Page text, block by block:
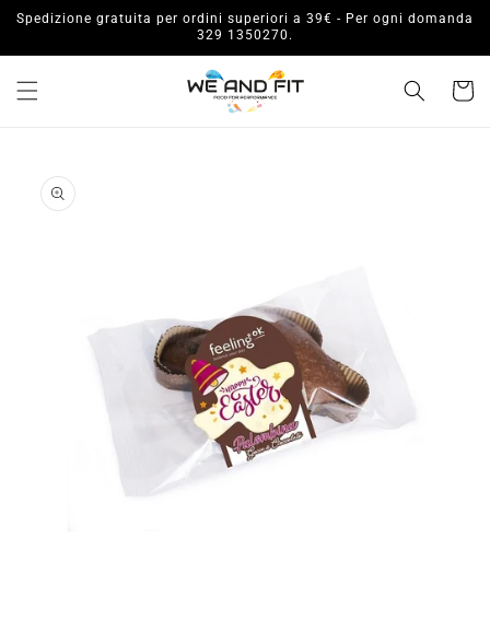
direttamente
Spedizione gratuita per ordini superiori a 39€ - Per ogni domanda
329 1350270.
Carrello
informazioni
sul prodotto